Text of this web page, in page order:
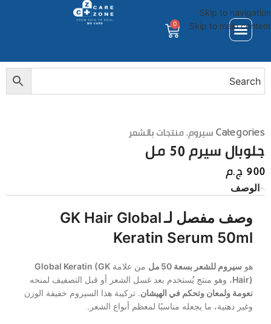
Skip to navigation
Skip to main content
0
Categoriesسيروم,منتجات بالشعر
جلوبال سيرم 50 مل
900ج.م
الوصف
وصف مفصل لـGK Hair Global
Keratin Serum 50ml
هو سيروم للشعر بسعة 50 مل من علامة Global Keratin (GK
Hair)، وهو منتج يُستخدم بعد غسل الشعر أو قبل التصفيف لمنحه
نعومة ولمعان وتحكم في الهيشان. تركيبة هذا السيروم خفيفة الوزن
وغير دهنية، ما يجعله مناسبًا لمعظم أنواع الشعر.